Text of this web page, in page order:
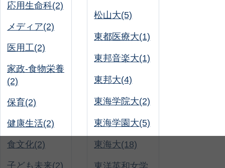
応用生命科(2)
メディア(2)
医用工(2)
家政-食物栄養
(2)
保育(2)
健康生活(2)
食文化(2)
子ども未来(2)
松山大(5)
東都医療大(1)
東邦音楽大(1)
東邦大(4)
東海学院大(2)
東海学園大(5)
東海大(18)
東洋英和女学